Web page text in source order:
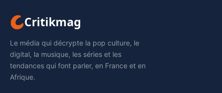
Critikmag
Le média qui décrypte la pop culture, le
digital, la musique, les séries et les
tendances qui font parler, en France et en
Afrique.